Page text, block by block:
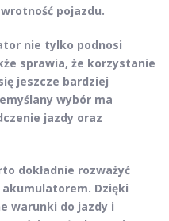
pojazdu.
nie tylko podnosi
sprawia, że korzystanie
jeszcze bardziej
wybór ma
jazdy oraz
dokładnie rozważyć
Dzięki
warunki do jazdy i